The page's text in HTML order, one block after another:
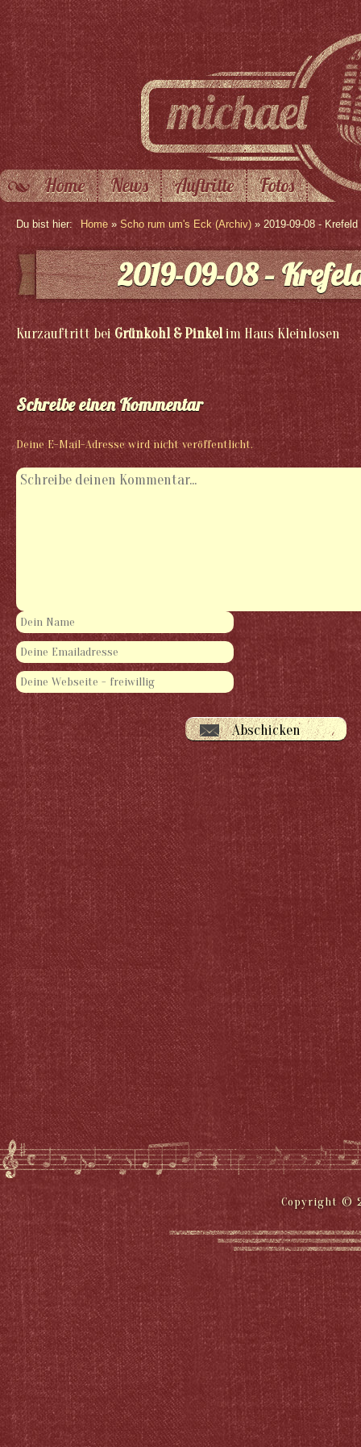
Home News Auftritte Fotos
Du bist hier: Home » Scho rum um's Eck (Archiv) » 2019-09-08 - Krefeld
2019-09-08 –
Kurzauftritt beiGrünkohl & Pinkelim Haus Kleinlosen
Schreibe einen Kommentar
Deine E-Mail-Adresse wird nicht veröffentlicht.
Copyright ©